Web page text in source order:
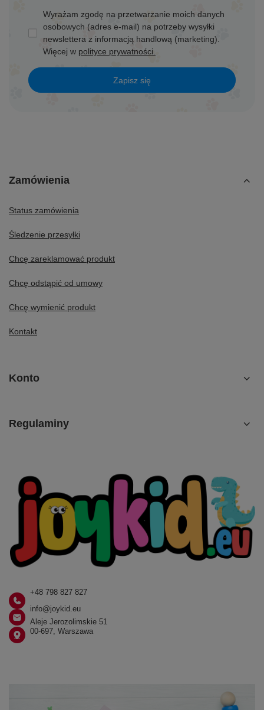
Wyrażam zgodę na przetwarzanie moich danych
osobowych (adres e-mail) na potrzeby wysyłki
newslettera z informacją handlową (marketing).
Więcej w polityce prywatności.
Zapisz się
Zamówienia
Status zamówienia
Śledzenie przesyłki
Chcę zareklamować produkt
Chcę odstąpić od umowy
Chcę wymienić produkt
Kontakt
Konto
Regulaminy
+48 798 827 827
info@joykid.eu
Aleje Jerozolimskie 51
00-697, Warszawa